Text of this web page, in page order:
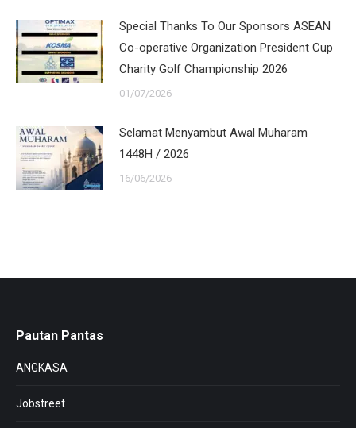
Special Thanks To Our Sponsors ASEAN
Co-operative Organization President Cup
Charity Golf Championship 2026
01/07/2026
Selamat Menyambut Awal Muharam
1448H / 2026
16/06/2026
Pautan Pantas
ANGKASA
Jobstreet